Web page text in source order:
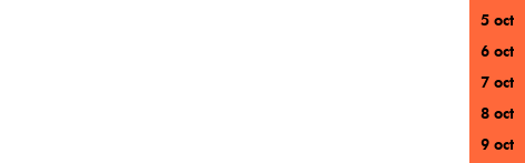
5 oct
6 oct
7 oct
8 oct
9 oct